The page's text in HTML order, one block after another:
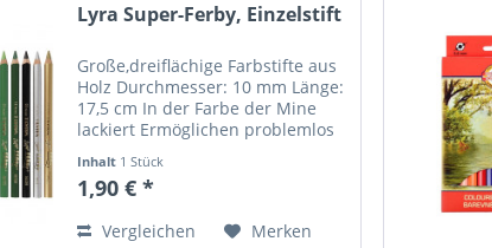
Lyra Super-Ferby, Einzelstift
Große,dreiflächige Farbstifte aus
Holz Durchmesser: 10 mm Länge:
17,5 cm In der Farbe der Mine
lackiert Ermöglichen problemlos
ermüdungsfreies Arbeiten über
mehrere Stunden Hoch
Inhalt 1 Stück
1,90 € *
Vergleichen Merken